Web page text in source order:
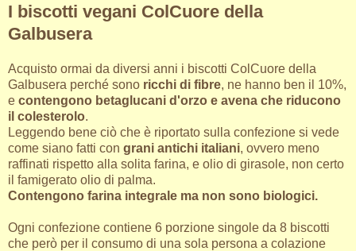
I biscotti vegani ColCuore della
Galbusera
Acquisto ormai da diversi anni i biscotti ColCuore della
Galbusera perché sono ricchi di fibre, ne hanno ben il 10%,
e contengono betaglucani d'orzo e avena che riducono
il colesterolo.
Leggendo bene ciò che è riportato sulla confezione si vede
come siano fatti con grani antichi italiani, ovvero meno
raffinati rispetto alla solita farina, e olio di girasole, non certo
il famigerato olio di palma.
Contengono farina integrale ma non sono biologici.
Ogni confezione contiene 6 porzione singole da 8 biscotti
che però per il consumo di una sola persona a colazione